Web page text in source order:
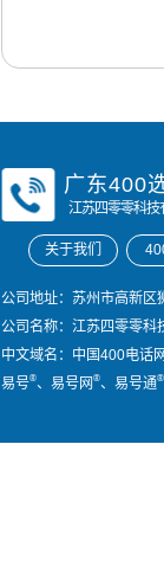
广东400
江苏四零零科技
关于我们
公司地址：苏州市高新
公司名称：江苏四零零科
中文域名： 中国400电话
易号®、易号网®、易号通®